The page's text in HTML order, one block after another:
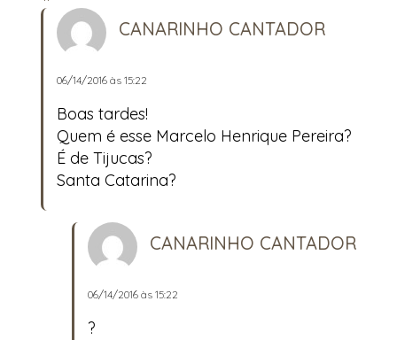
CANARINHO CANTADOR
06/14/2016 às 15:22
Boas tardes!
Quem é esse Marcelo Henrique Pereira?
É de Tijucas?
Santa Catarina?
CANARINHO CANTADOR
06/14/2016 às 15:22
?